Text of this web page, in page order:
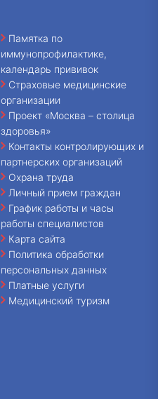
Памятка по
иммунопрофилактике,
календарь прививок
Страховые медицинские
организации
Проект «Москва – столица
здоровья»
Контакты контролирующих и
партнерских организаций
Охрана труда
Личный прием граждан
График работы и часы
работы специалистов
Карта сайта
Политика обработки
персональных данных
Платные услуги
Медицинский туризм